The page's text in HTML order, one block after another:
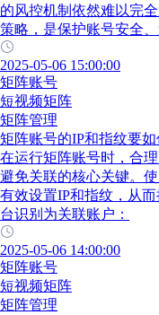
的风控机制依然难以完
策略，是保护账号安全、
2025-05-06 15:00:00
矩阵账号
短视频矩阵
矩阵管理
矩阵账号的IP和指纹要
在运行矩阵账号时，合
避免关联的核心关键。
有效设置IP和指纹，从
台识别为关联账户：
2025-05-06 14:00:00
矩阵账号
短视频矩阵
矩阵管理